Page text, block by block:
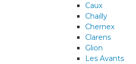
Population
Subventions,
Caux
Chailly
Chernex
Clarens
Glion
Les Avants